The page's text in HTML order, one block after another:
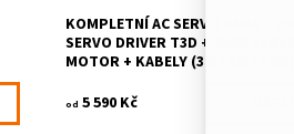
KOMPLETNÍ AC SERVO SADA –
SERVO DRIVER T3D + 750W SERVO
MOTOR + KABELY (3M / 5M / 10M)
od 5 590 Kč